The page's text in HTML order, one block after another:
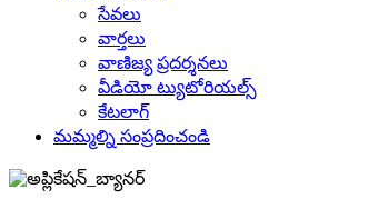
సేవలు
వార్తలు
వాణిజ్య ప్రదర్శనలు
వీడియో ట్యుటోరియల్స్
కేటలాగ్
మమ్మల్ని సంప్రదించండి